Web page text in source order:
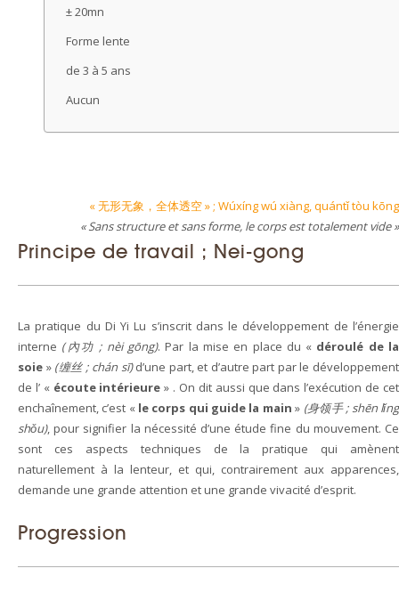
± 20mn
Forme lente
de 3 à 5 ans
Aucun
« 无形无象，全体透空 » ; Wúxíng wú xiàng, quántǐ tòu kōng
« Sans structure et sans forme, le corps est totalement vide »
Principe de travail ; Nei-gong
La pratique du Di Yi Lu s’inscrit dans le développement de l’énergie
interne (內功 ; nèi gōng). Par la mise en place du « déroulé de la
soie » (缠丝 ; chán sī)d’une part, et d’autre part par le développement
de l’ « écoute intérieure » . On dit aussi que dans l’exécution de cet
enchaînement, c’est « le corps qui guide la main » (身领手 ; shēn lǐng
shǒu), pour signifier la nécessité d’une étude fine du mouvement. Ce
sont ces aspects techniques de la pratique qui amènent
naturellement à la lenteur, et qui, contrairement aux apparences,
demande une grande attention et une grande vivacité d’esprit.
Progression